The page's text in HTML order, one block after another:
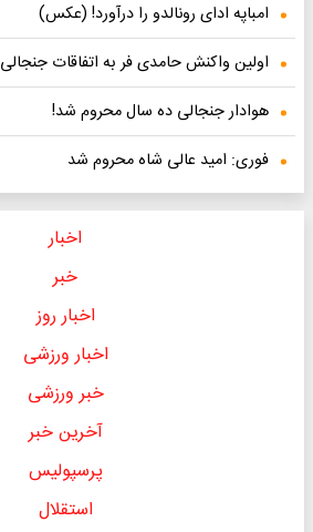
امباپه ادای رونالدو را درآورد! (عکس)
اولین واکنش حامدی فر به اتفاقات جنجالی
هوادار جنجالی ده سال محروم شد!
فوری: امید عالی شاه محروم شد
اخبار
خبر
اخبار روز
اخبار ورزشی
خبر ورزشی
آخرین خبر
پرسپولیس
استقلال